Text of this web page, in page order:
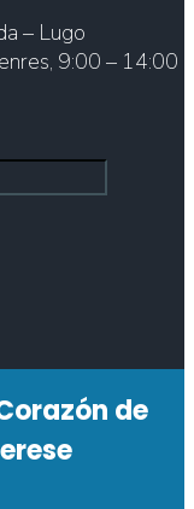
– Lugo
9:00 – 14:00
de